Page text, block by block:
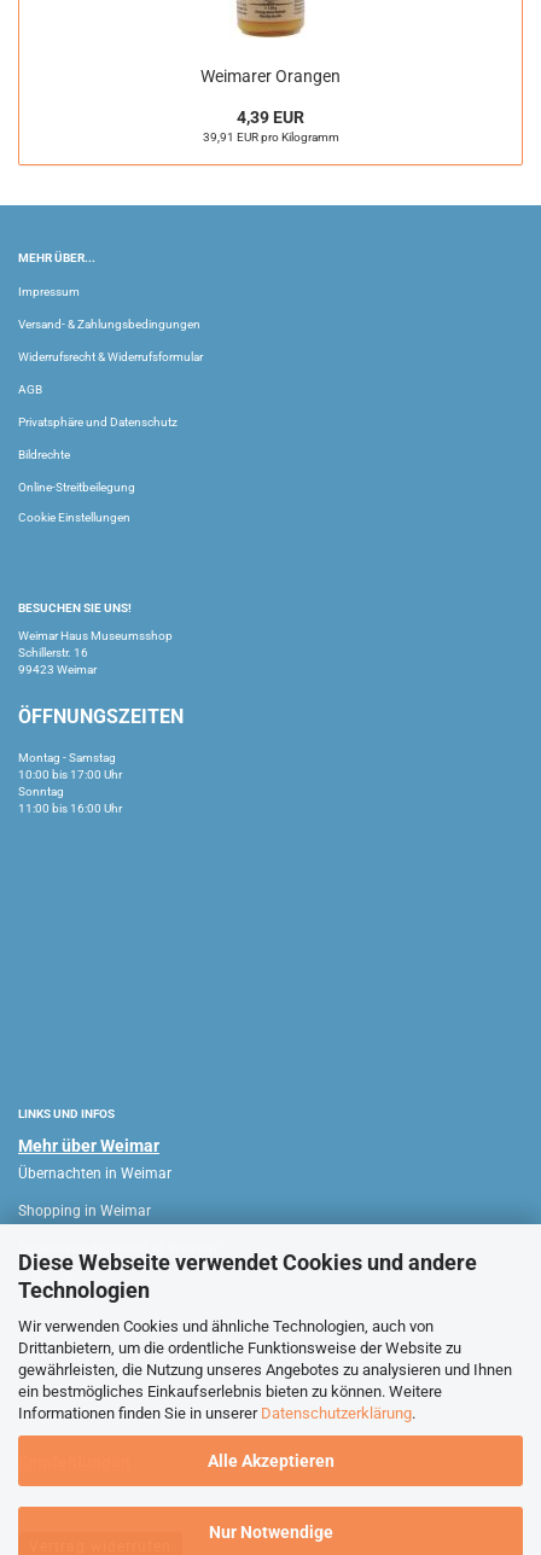
Diese Webseite verwendet Cookies und andere
Technologien
Wir verwenden Cookies und ähnliche Technologien, auch von
Drittanbietern, um die ordentliche Funktionsweise der Website zu
gewährleisten, die Nutzung unseres Angebotes zu analysieren und Ihnen
ein bestmögliches Einkaufserlebnis bieten zu können. Weitere
Informationen finden Sie in unserer Datenschutzerklärung.
Alle Akzeptieren
Nur Notwendige
Weimarer Orangen
4,39 EUR
39,91 EUR pro Kilogramm
MEHR ÜBER...
Impressum
Versand- & Zahlungsbedingungen
Widerrufsrecht & Widerrufsformular
AGB
Privatsphäre und Datenschutz
Bildrechte
Online-Streitbeilegung
Cookie Einstellungen
BESUCHEN SIE UNS!
Weimar Haus Museumsshop
Schillerstr. 16
99423 Weimar
ÖFFNUNGSZEITEN
Montag - Samstag
10:00 bis 17:00 Uhr
Sonntag
11:00 bis 16:00 Uhr
LINKS UND INFOS
Mehr über Weimar
Übernachten in Weimar
Shopping in Weimar
WEIMAR HAUS
Verkaufsoffene Sonntage
Stadtführungen Weimar